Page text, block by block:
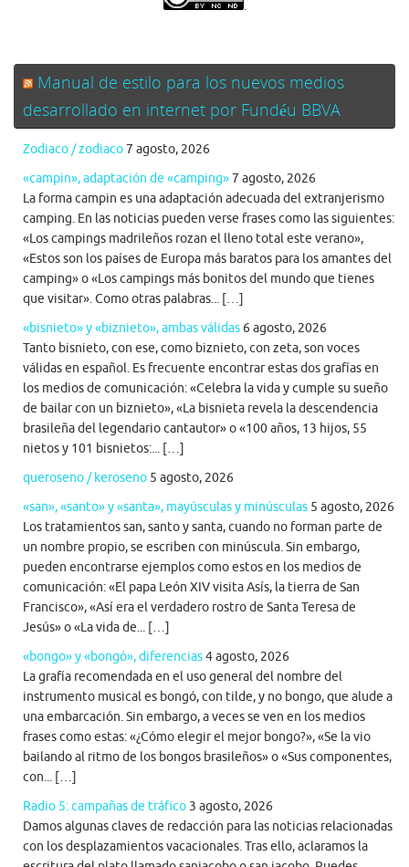
.
Manual de estilo para los nuevos medios
desarrollado en internet por Fundéu BBVA
Zodiaco / zodiaco7 agosto, 2026
«campin», adaptación de «camping»7 agosto, 2026
La forma campin es una adaptación adecuada del extranjerismo
camping. En las noticias pueden verse frases como las siguientes:
«Los campings madrileños rozan el lleno total este verano»,
«Estos son los países de Europa más baratos para los amantes del
camping» o «Los campings más bonitos del mundo que tienes
que visitar». Como otras palabras... […]
«bisnieto» y «biznieto», ambas válidas 6 agosto, 2026
Tanto bisnieto, con ese, como biznieto, con zeta, son voces
válidas en español. Es frecuente encontrar estas dos grafías en
los medios de comunicación: «Celebra la vida y cumple su sueño
de bailar con un biznieto», «La bisnieta revela la descendencia
brasileña del legendario cantautor» o «100 años, 13 hijos, 55
nietos y 101 bisnietos:... […]
queroseno / keroseno 5 agosto, 2026
«san», «santo» y «santa», mayúsculas y minúsculas 5 agosto, 2026
Los tratamientos san, santo y santa, cuando no forman parte de
un nombre propio, se escriben con minúscula. Sin embargo,
pueden encontrarse ejemplos como estos en los medios de
comunicación: «El papa León XIV visita Asís, la tierra de San
Francisco», «Así era el verdadero rostro de Santa Teresa de
Jesús» o «La vida de... […]
«bongo» y «bongó», diferencias4 agosto, 2026
La grafía recomendada en el uso general del nombre del
instrumento musical es bongó, con tilde, y no bongo, que alude a
una embarcación. Sin embargo, a veces se ven en los medios
frases como estas: «¿Cómo elegir el mejor bongo?», «Se la vio
bailando al ritmo de los bongos brasileños» o «Sus componentes,
con... […]
Radio 5: campañas de tráfico 3 agosto, 2026
Damos algunas claves de redacción para las noticias relacionadas
con los desplazamientos vacacionales. Tras ello, aclaramos la